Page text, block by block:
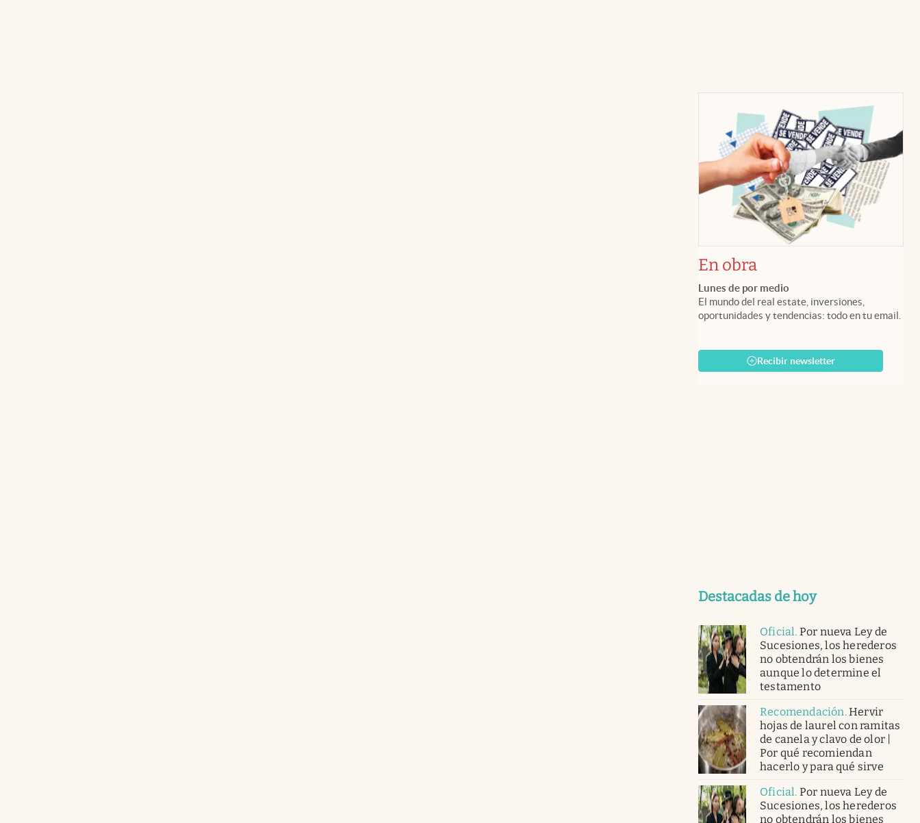
En obra
Lunes de por medio
El mundo del real estate, inversiones,
oportunidades y tendencias: todo en tu email.
Recibir newsletter
Destacadas de hoy
Oficial. Por nueva Ley de
Sucesiones, los herederos
no obtendrán los bienes
aunque lo determine el
testamento
Recomendación.Hervir
hojas de laurel con ramitas
de canela y clavo de olor |
Por qué recomiendan
hacerlo y para qué sirve
Oficial. Por nueva Ley de
Sucesiones, los herederos
no obtendrán los bienes